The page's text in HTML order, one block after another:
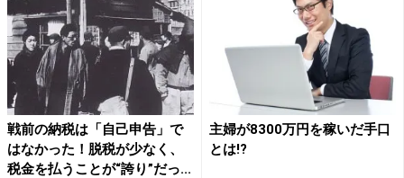
戦前の納税は「自己申告」で
はなかった！脱税が少なく、
税金を払うことが“誇り”だっ...
主婦が8300万円を稼いだ手口
とは!?